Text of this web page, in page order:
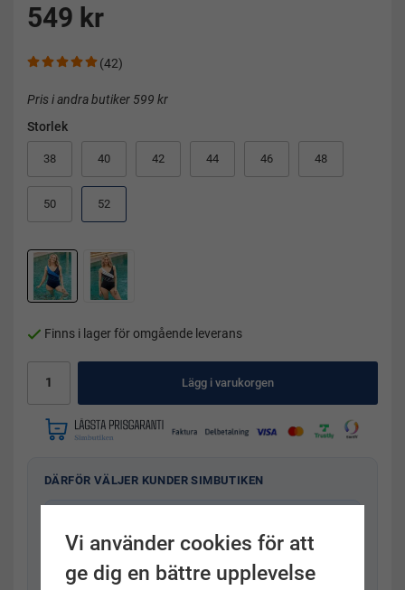
549 kr
(42)
Pris i andra butiker 599 kr
Storlek
38 40 42 44 46 48
50 52
Finns i lager för omgående leverans
Lägg i varukorgen
DÄRFÖR VÄLJER KUNDER SIMBUTIKEN
365 dagars öppet köp
Vi använder cookies för att
ge dig en bättre upplevelse